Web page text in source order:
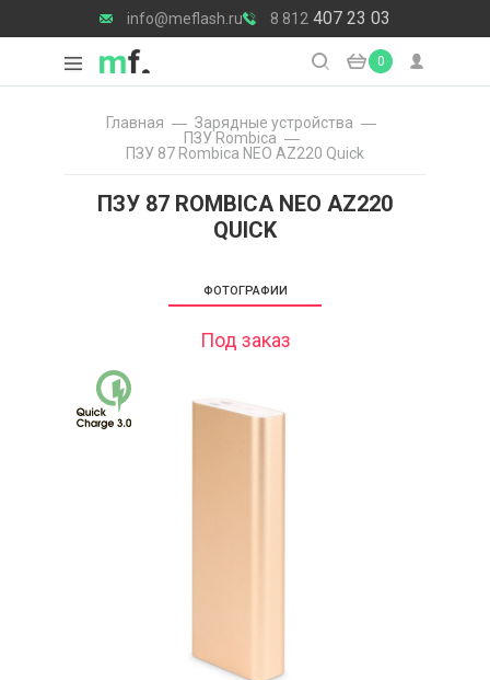
info@meflash.ru 8 812 407 23 03
0
Главная
Зарядные уcтройства
ПЗУ Rombica
ПЗУ 87 Rombica NEO AZ220 Quick
ПЗУ 87 ROMBICA NEO AZ220
QUICK
ФОТОГРАФИИ
Под заказ